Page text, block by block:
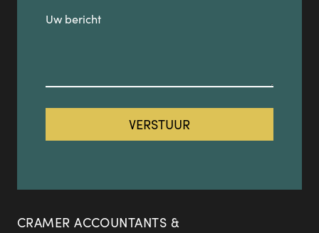
CRAMER ACCOUNTANTS &